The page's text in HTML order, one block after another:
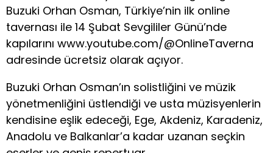
Buzuki Orhan Osman, Türkiye’nin ilk online
tavernası ile 14 Şubat Sevgililer Günü’nde
kapılarını www.youtube.com/@OnlineTaverna
adresinde ücretsiz olarak açıyor.
Buzuki Orhan Osman’ın solistliğini ve müzik
yönetmenliğini üstlendiği ve usta müzisyenlerin
kendisine eşlik edeceği, Ege, Akdeniz, Karadeniz,
Anadolu ve Balkanlar’a kadar uzanan seçkin